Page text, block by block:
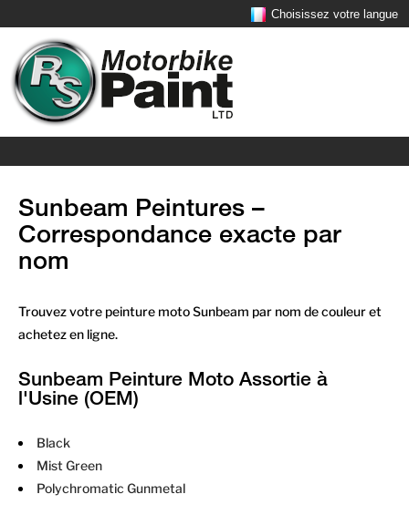
Choisissez votre langue
Sunbeam Peintures –
Correspondance exacte par
nom
Trouvez votre peinture moto Sunbeam par nom de couleur et
achetez en ligne.
Sunbeam Peinture Moto Assortie à
l'Usine (OEM)
Black
Mist Green
Polychromatic Gunmetal